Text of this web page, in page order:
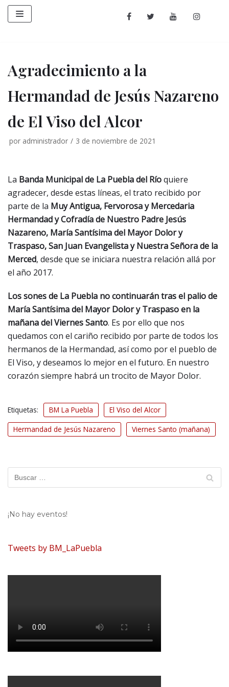
Saltar
al
Agradecimiento a la
Hermandad de Jesús Nazareno
de El Viso del Alcor
por administrador 3 de noviembre de 2021
La Banda Municipal de La Puebla del Ríoquiere
agradecer, desde estas líneas, el trato recibido por
parte de la Muy Antigua, Fervorosa y Mercedaria
Hermandad y Cofradía de Nuestro Padre Jesús
Nazareno, María Santísima del Mayor Dolor y
Traspaso, San Juan Evangelista y Nuestra Señora de la
Merced, desde que se iniciara nuestra relación allá por
el año 2017.
Los sones de La Puebla no continuarán tras el palio de
María Santísima del Mayor Dolor y Traspaso en la
mañana del Viernes Santo. Es por ello que nos
quedamos con el cariño recibido por parte de todos los
hermanos de la Hermandad, así como por el pueblo de
El Viso, y deseamos lo mejor en el futuro. En nuestro
corazón siempre habrá un trocito de Mayor Dolor.
Etiquetas: BM La Puebla
El Viso del Alcor
Hermandad de Jesús Nazareno
Viernes Santo (mañana)
¡No hay eventos!
Tweets by BM_LaPuebla